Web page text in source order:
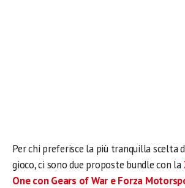
Per chi preferisce la più tranquilla scelta
gioco, ci sono due proposte bundle con la
One con Gears of War e Forza